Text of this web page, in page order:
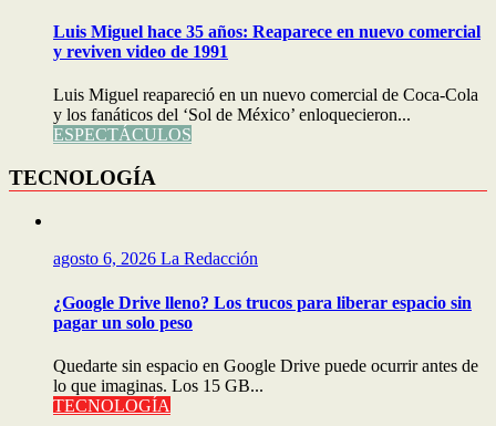
Luis Miguel hace 35 años: Reaparece en nuevo comercial
y reviven video de 1991
Luis Miguel reapareció en un nuevo comercial de Coca-Cola
y los fanáticos del ‘Sol de México’ enloquecieron...
ESPECTÁCULOS
TECNOLOGÍA
agosto 6, 2026 La Redacción
¿Google Drive lleno? Los trucos para liberar espacio sin
pagar un solo peso
Quedarte sin espacio en Google Drive puede ocurrir antes de
lo que imaginas. Los 15 GB...
TECNOLOGÍA